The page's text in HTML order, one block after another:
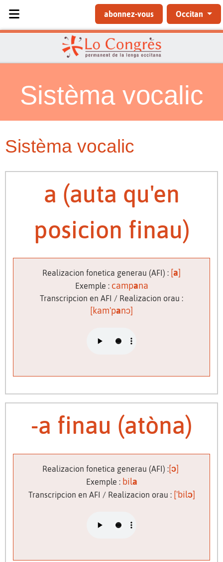
abonnez-vous Occitan
Sistèma vocalic
Sistèma vocalic
a (auta qu'en
posicion finau)
Realizacion fonetica generau (AFI) : [a]
Exemple : campana
Transcripcion en AFI / Realizacion orau :
[kam'panɔ]
-a finau (atòna)
Realizacion fonetica generau (AFI) :[ɔ]
Exemple : bila
Transcripcion en AFI / Realizacion orau : ['bilɔ]